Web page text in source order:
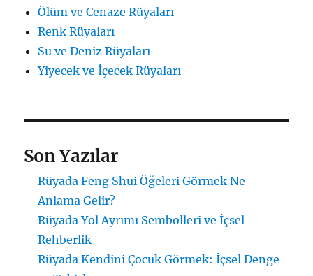
Ölüm ve Cenaze Rüyaları
Renk Rüyaları
Su ve Deniz Rüyaları
Yiyecek ve İçecek Rüyaları
Son Yazılar
Rüyada Feng Shui Öğeleri Görmek Ne
Anlama Gelir?
Rüyada Yol Ayrımı Sembolleri ve İçsel
Rehberlik
Rüyada Kendini Çocuk Görmek: İçsel Denge